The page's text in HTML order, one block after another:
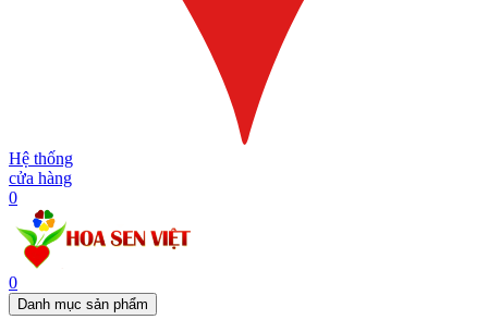
Hệ thống
cửa hàng
0
0
Danh mục sản phẩm